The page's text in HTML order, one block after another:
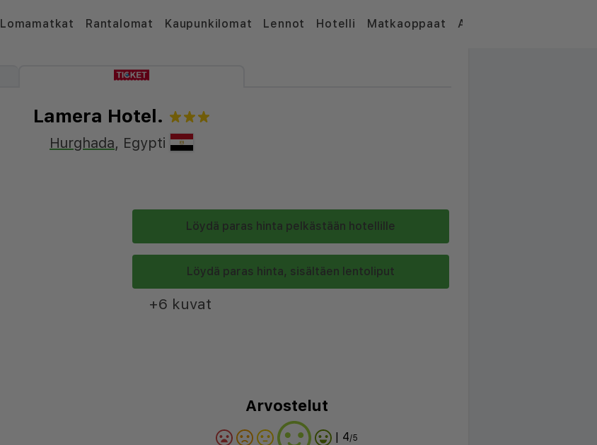
Lomamatkat Rantalomat Kaupunkilomat Lennot Hotelli Matkaoppaat Artikkelit
Lamera Hotel.
Hurghada, Egypti
Löydä paras hinta pelkästään hotellille
Löydä paras hinta, sisältäen lentoliput
+6 kuvat
Arvostelut
| 4/5